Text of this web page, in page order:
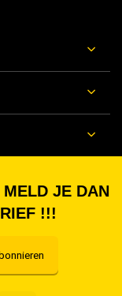
JE DAN
!!!